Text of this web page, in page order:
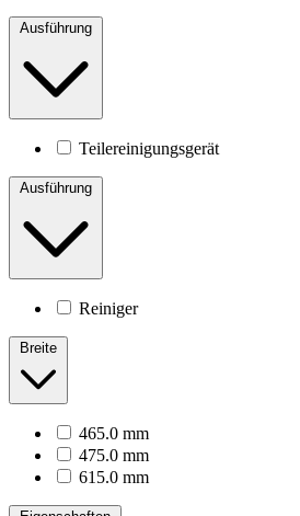
Ausführung
Teilereinigungsgerät
Ausführung
Reiniger
Breite
465.0 mm
475.0 mm
615.0 mm